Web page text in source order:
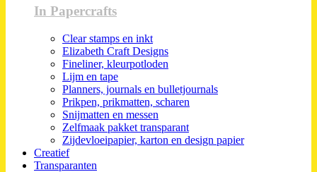
In Papercrafts
Clear stamps en inkt
Elizabeth Craft Designs
Fineliner, kleurpotloden
Lijm en tape
Planners, journals en bulletjournals
Prikpen, prikmatten, scharen
Snijmatten en messen
Zelfmaak pakket transparant
Zijdevloeipapier, karton en design papier
Creatief
Transparanten